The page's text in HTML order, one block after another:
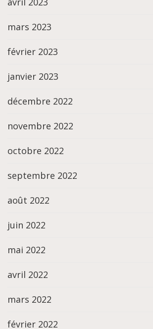
mars 2023
février 2023
janvier 2023
décembre 2022
novembre 2022
octobre 2022
septembre 2022
août 2022
juin 2022
mai 2022
avril 2022
mars 2022
février 2022